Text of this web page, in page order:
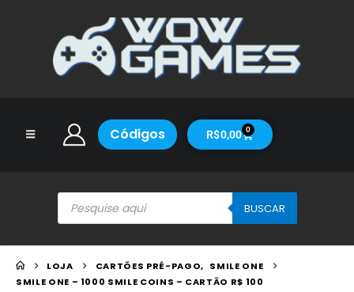
Códigos R$0,00 0
BUSCAR
LOJA CARTÕES PRÉ-PAGO, SMILE ONE
SMILE ONE – 1000 SMILE COINS – CARTÃO R$ 100